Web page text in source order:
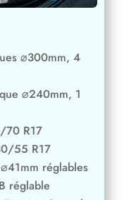
⌀300mm, 4
⌀240mm, 1
70 R17
55 R17
réglable
Control